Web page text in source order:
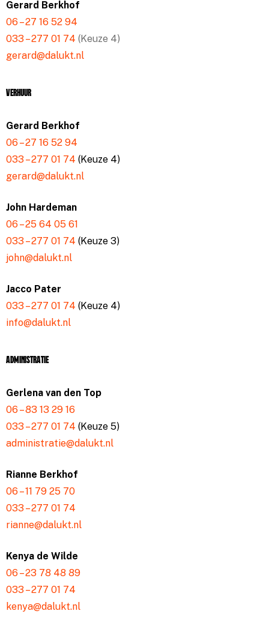
Gerard Berkhof
06 – 27 16 52 94
033 – 277 01 74 (Keuze 4)
gerard@dalukt.nl
Verhuur
Gerard Berkhof
06 – 27 16 52 94
033 – 277 01 74 (Keuze 4)
gerard@dalukt.nl
John Hardeman
06 – 25 64 05 61
033 – 277 01 74 (Keuze 3)
john@dalukt.nl
Jacco Pater
033 – 277 01 74 (Keuze 4)
info@dalukt.nl
Administratie
Gerlena van den Top
06 – 83 13 29 16
033 – 277 01 74 (Keuze 5)
administratie@dalukt.nl
Rianne Berkhof
06 – 11 79 25 70
033 – 277 01 74
rianne@dalukt.nl
Kenya de Wilde
06 – 23 78 48 89
033 – 277 01 74
kenya@dalukt.nl